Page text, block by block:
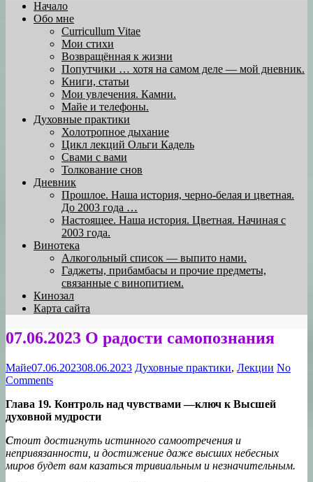
Начало
Обо мне
Curricullum Vitae
Мои стихи
Возвращённая к жизни
Попутчики … хотя на самом деле — мой дневник.
Книги, статьи
Мои увлечения. Камни.
Майе и телефоны.
Духовные практики
Холотропное дыхание
Цикл лекций Ольги Кадель
Свами с вами
Толкование снов
Дневник
Прошлое. Наша история, черно-белая и цветная.
До 2003 года …
Настоящее. Наша история. Цветная. Начиная с
2003 года.
Винотека
Алкогольный список — выпито нами.
Гаджеты, прибамбасы и прочие предметы,
связанные с винопитием.
Кинозал
Карта сайта
07.06.2023 О радости самопознания
Майе07.06.202308.06.2023 Духовные практики, Лекции No
Comments
Глава 19. Контроль над чувствами —ключ к Высшей
духовной мудрости
Стоит достигнуть истинного самоотречения и
непривязанности, и достижение даже высших небесных
миров будет вам казаться тривиальным и незначительным.